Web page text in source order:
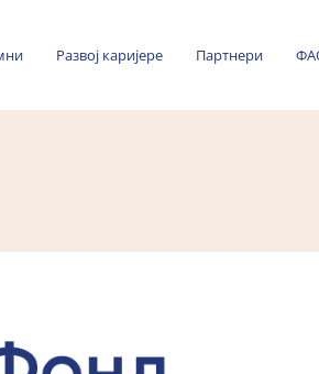
Развој каријере Партнери